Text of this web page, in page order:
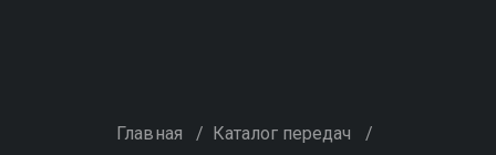
Главная / Каталог передач /